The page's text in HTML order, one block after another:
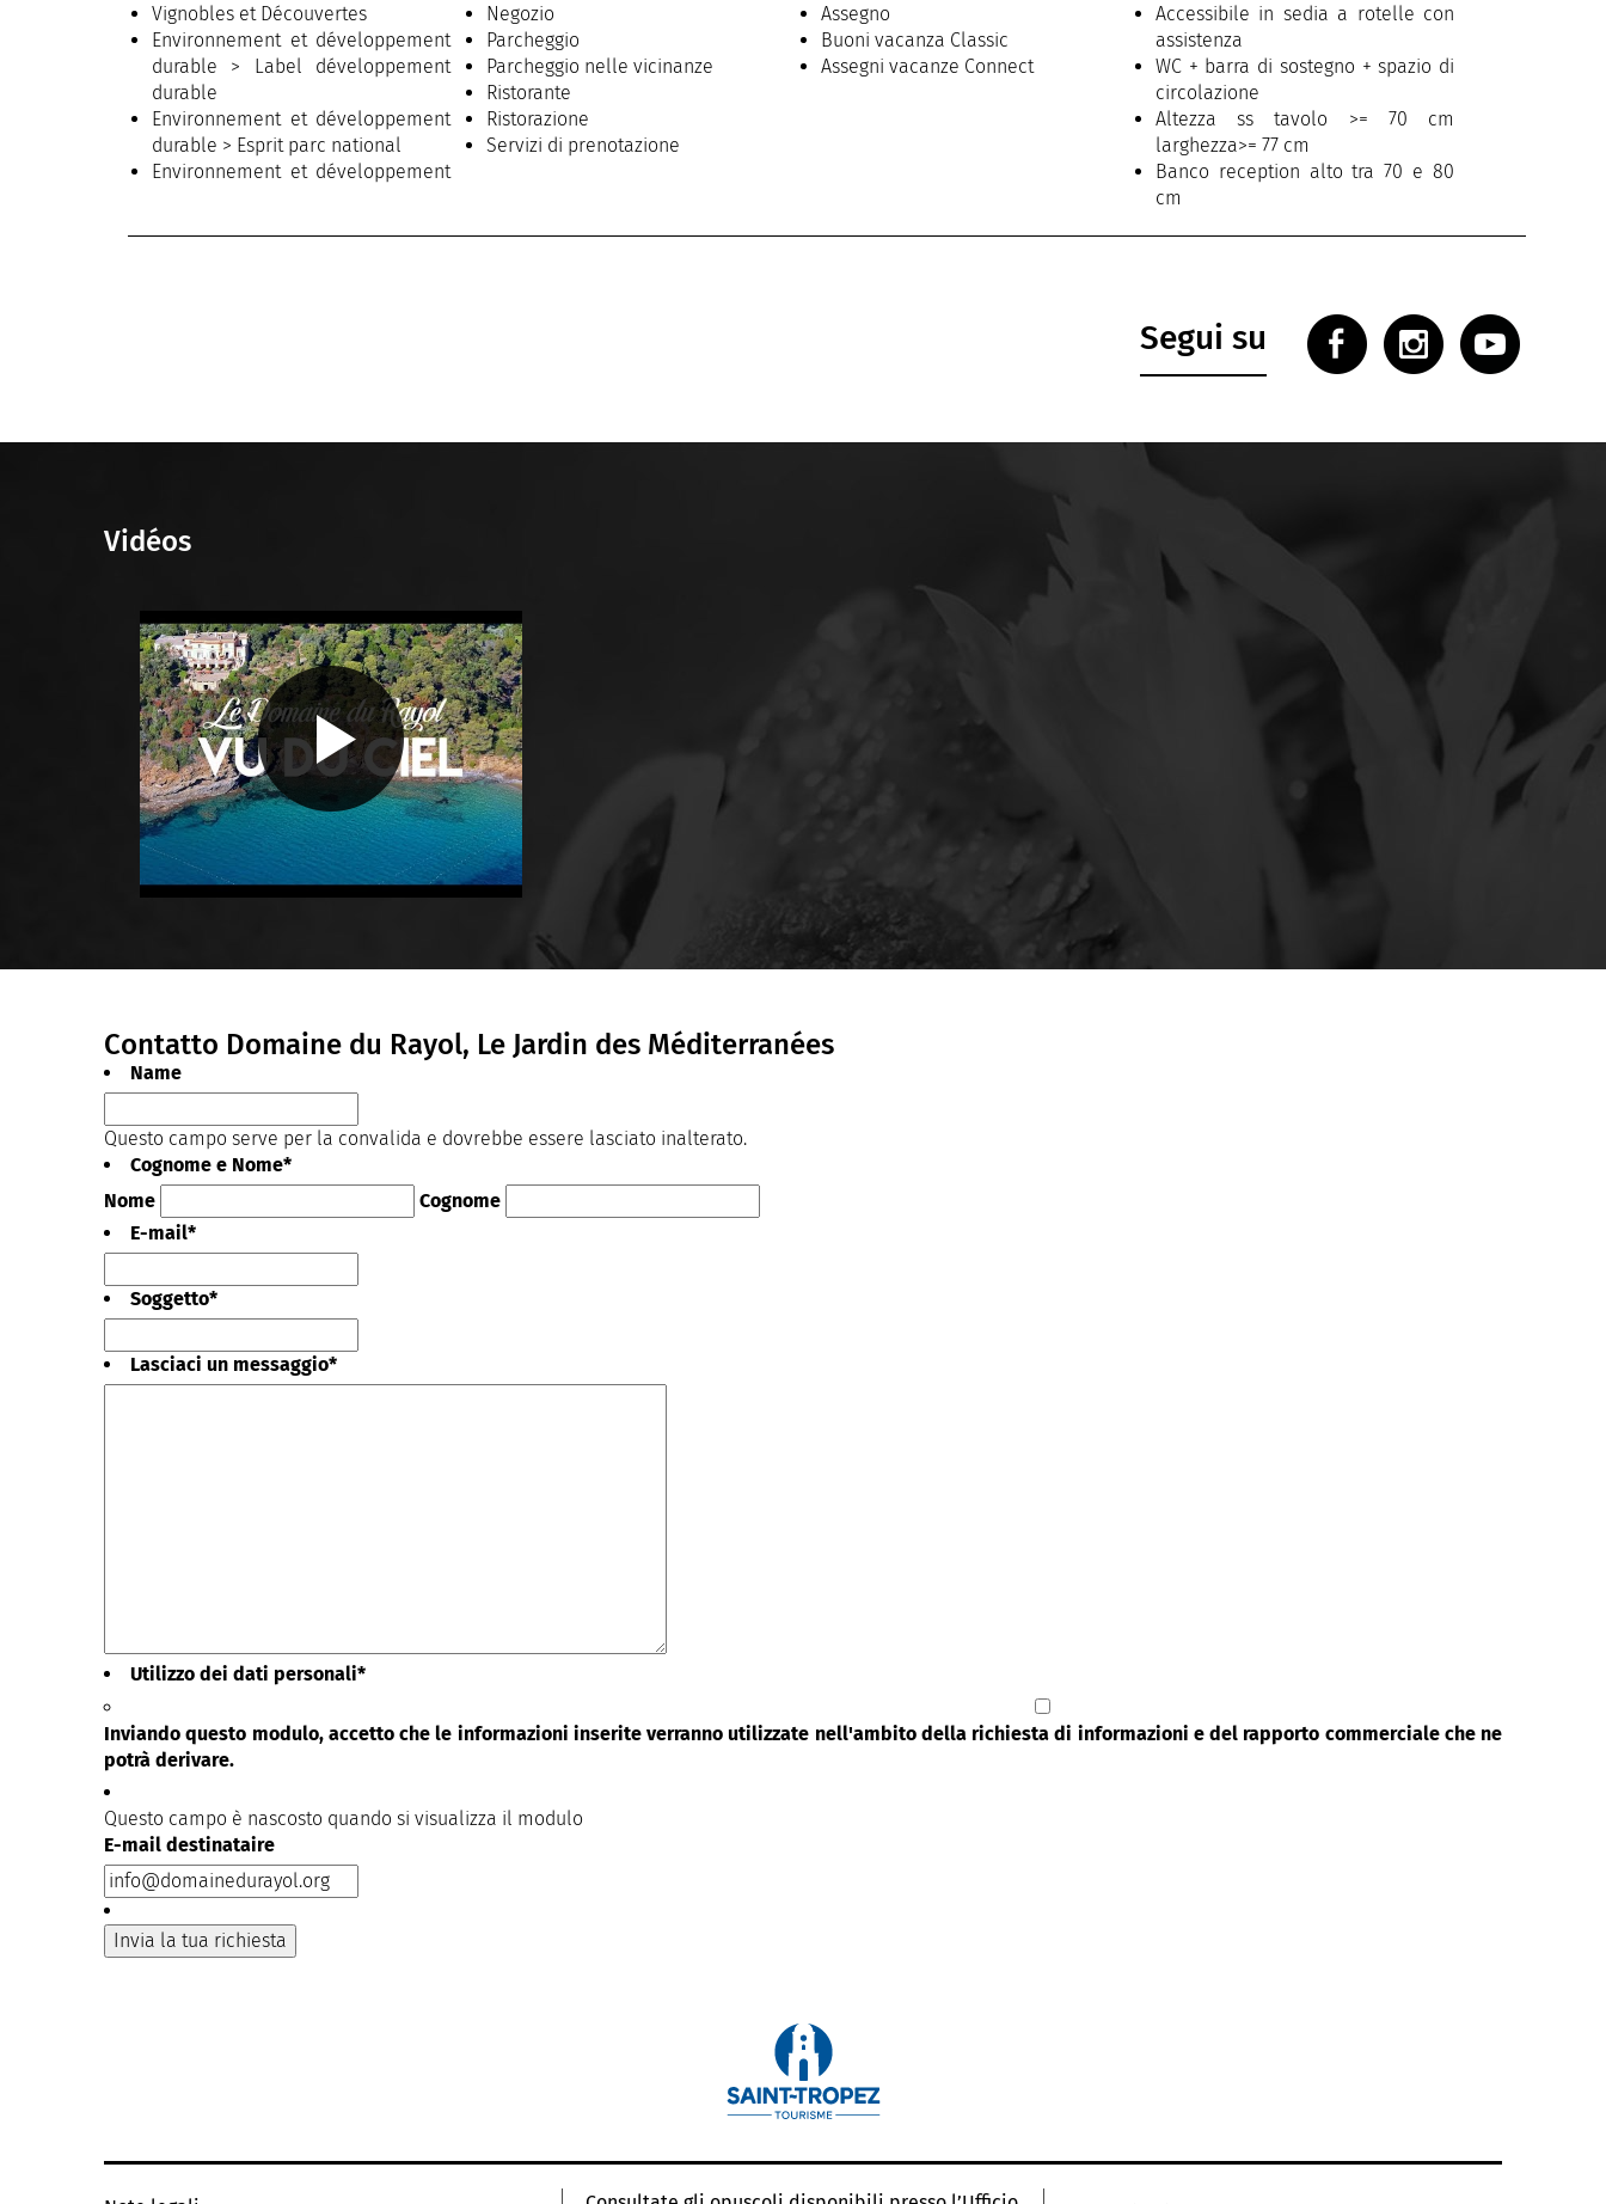
Vignobles et Découvertes
Environnement et développement
durable > Label développement
durable
Environnement et développement
durable > Esprit parc national
Environnement et développement
Negozio
Parcheggio
Parcheggio nelle vicinanze
Ristorante
Ristorazione
Servizi di prenotazione
Assegno
Buoni vacanza Classic
Assegni vacanze Connect
Accessibile in sedia a rotelle con
assistenza
WC + barra di sostegno + spazio di
circolazione
Altezza ss tavolo >= 70 cm
larghezza>= 77 cm
Banco reception alto tra 70 e 80
cm
Segui su
Vidéos
Contatto Domaine du Rayol, Le Jardin des Méditerranées
Name
Questo campo serve per la convalida e dovrebbe essere lasciato inalterato.
Cognome e Nome*
Nome
Cognome
E-mail*
Soggetto*
Lasciaci un messaggio*
Utilizzo dei dati personali*
Inviando questo modulo, accetto che le informazioni inserite verranno utilizzate nell'ambito della richiesta di informazioni e del rapporto commerciale che ne
potrà derivare.
Questo campo è nascosto quando si visualizza il modulo
E-mail destinataire